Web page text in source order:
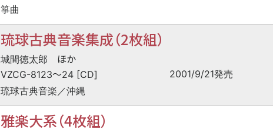
箏曲
琉球古典音楽集成（2枚組）
城間徳太郎 ほか
VZCG-8123〜24 [CD] 2001/9/21発売
琉球古典音楽／沖縄
雅楽大系（4枚組）